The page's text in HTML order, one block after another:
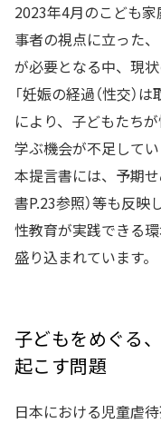
2023年4月のこども
事者の視点に立った
が必要となる中、現
「妊娠の経過（性交）
により、子どもたち
学ぶ機会が不足してい
本提言書には、予期
書P.23参照）等も反
性教育が実践できる
盛り込まれています。
子どもをめぐる
起こす問題
日本における児童虐